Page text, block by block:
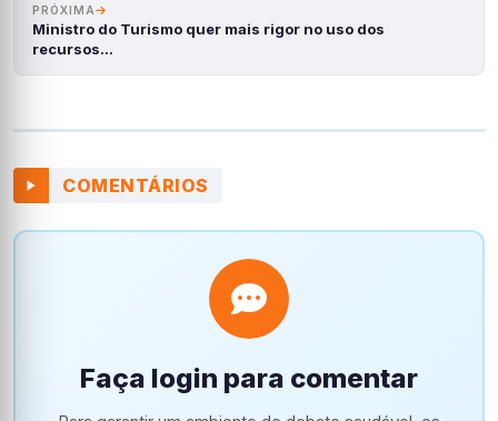
PRÓXIMA
Ministro do Turismo quer mais rigor no uso dos
recursos…
COMENTÁRIOS
Faça login para comentar